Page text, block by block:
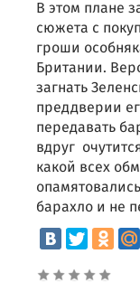
В этом плане
сюжета с
гроши
Британии.
загнать
преддверии
передавать
вдруг
какой всех
барахло и не